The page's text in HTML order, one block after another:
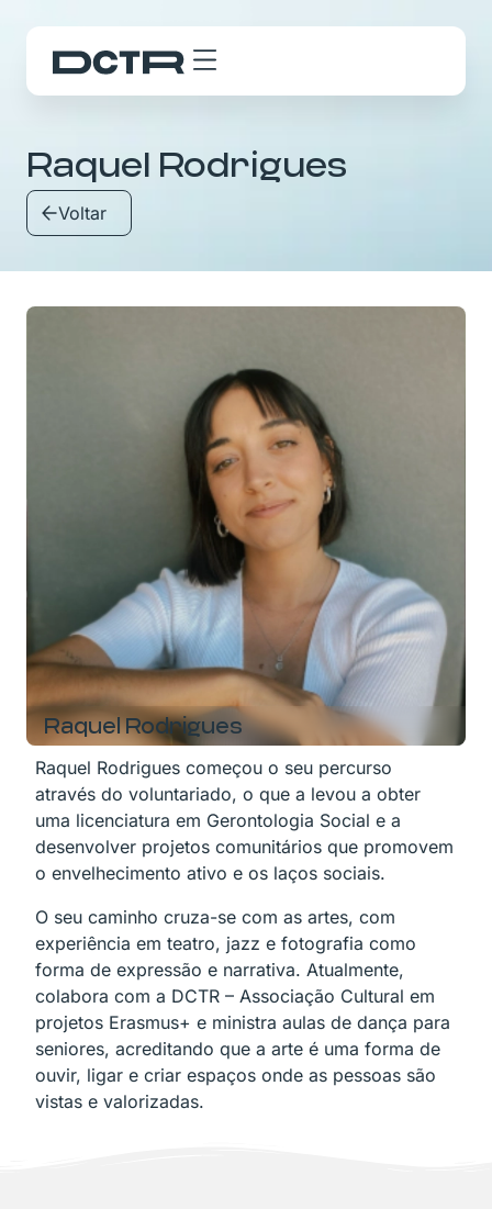
Raquel Rodrigues
Voltar
Raquel Rodrigues
Raquel Rodrigues começou o seu percurso
através do voluntariado, o que a levou a obter
uma licenciatura em Gerontologia Social e a
desenvolver projetos comunitários que promovem
o envelhecimento ativo e os laços sociais.
O seu caminho cruza-se com as artes, com
experiência em teatro, jazz e fotografia como
forma de expressão e narrativa. Atualmente,
colabora com a DCTR – Associação Cultural em
projetos Erasmus+ e ministra aulas de dança para
seniores, acreditando que a arte é uma forma de
ouvir, ligar e criar espaços onde as pessoas são
vistas e valorizadas.